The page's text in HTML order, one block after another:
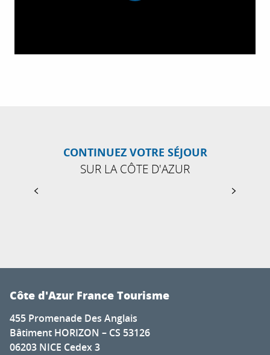
CONTINUEZ VOTRE SÉJOUR
SUR LA CÔTE D'AZUR
Côte d'Azur France Tourisme
455 Promenade Des Anglais
Bâtiment HORIZON – CS 53126
06203 NICE Cedex 3